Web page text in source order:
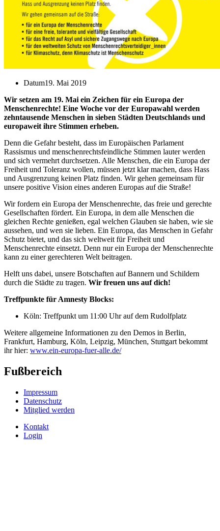
Datum19. Mai 2019
Wir setzen am 19. Mai ein Zeichen für ein Europa der
Menschenrechte! Eine Woche vor der Europawahl werden
zehntausende Menschen in sieben Städten Deutschlands und
europaweit ihre Stimmen erheben.
Denn die Gefahr besteht, dass im Europäischen Parlament
Rassismus und menschenrechtsfeindliche Stimmen lauter werden
und sich vermehrt durchsetzen. Alle Menschen, die ein Europa der
Freiheit und Toleranz wollen, müssen jetzt klar machen, dass Hass
und Ausgrenzung keinen Platz finden. Wir gehen gemeinsam für
unsere positive Vision eines anderen Europas auf die Straße!
Wir fordern ein Europa der Menschenrechte, das freie und gerechte
Gesellschaften fördert. Ein Europa, in dem alle Menschen die
gleichen Rechte genießen, egal welchen Glauben sie haben, wie sie
aussehen, und wen sie lieben. Ein Europa, das Menschen in Gefahr
Schutz bietet, und das sich weltweit für Freiheit und
Menschenrechte einsetzt. Denn nur ein Europa der Menschenrechte
kann zu einer gerechteren Welt beitragen.
Helft uns dabei, unsere Botschaften auf Bannern und Schildern
durch die Städte zu tragen. Wir freuen uns auf dich!
Treffpunkte für Amnesty Blocks:
Köln: Treffpunkt um 11:00 Uhr auf dem Rudolfplatz
Weitere allgemeine Informationen zu den Demos in Berlin,
Frankfurt, Hamburg, Köln, Leipzig, München, Stuttgart bekommt
ihr hier: www.ein-europa-fuer-alle.de/
Fußbereich
Impressum
Datenschutz
Mitglied werden
Kontakt
Login